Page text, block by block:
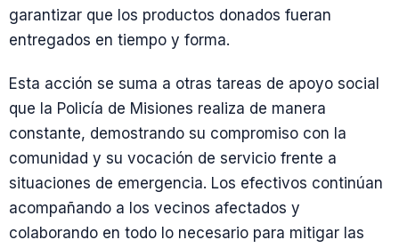
garantizar que los productos donados fueran
entregados en tiempo y forma.
Esta acción se suma a otras tareas de apoyo social
que la Policía de Misiones realiza de manera
constante, demostrando su compromiso con la
comunidad y su vocación de servicio frente a
situaciones de emergencia. Los efectivos continúan
acompañando a los vecinos afectados y
colaborando en todo lo necesario para mitigar las